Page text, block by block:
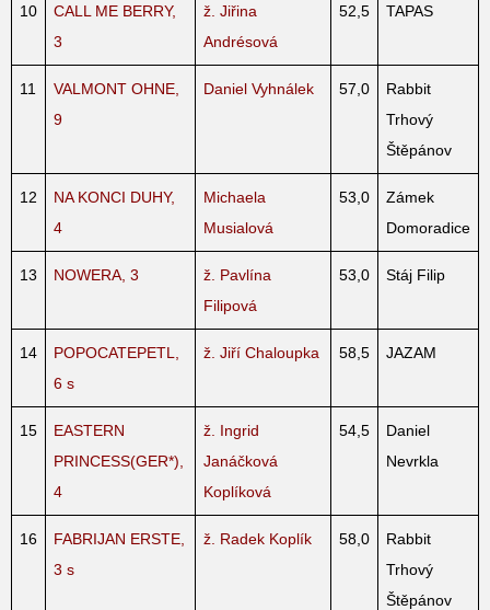
10
CALL ME BERRY,
3
ž. Jiřina
Andrésová
52,5 TAPAS
11
VALMONT OHNE,
9
Daniel Vyhnálek 57,0
Rabbit
Trhový
Štěpánov
12
NA KONCI DUHY,
4
Michaela
Musialová
53,0
Zámek
Domoradice
13 NOWERA, 3
ž. Pavlína
Filipová
53,0 Stáj Filip
14
POPOCATEPETL,
6 s
ž. Jiří Chaloupka 58,5 JAZAM
15
EASTERN
PRINCESS(GER*),
4
ž. Ingrid
Janáčková
Koplíková
54,5
Daniel
Nevrkla
16
FABRIJAN ERSTE,
3 s
ž. Radek Koplík 58,0
Rabbit
Trhový
Štěpánov